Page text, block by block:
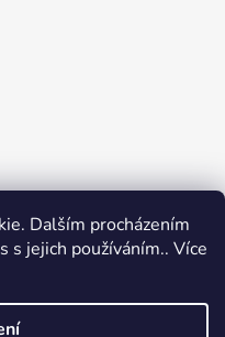
Dalším procházením
jejich používáním.. Více